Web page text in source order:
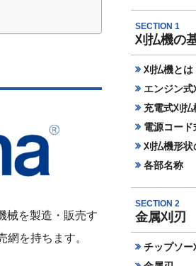
械を製造・販売す
を持ちます。
SECTION 1
刈払機の
刈払機とは
エンジン
充電式刈
電源コー
刈払機形状
各部名称
SECTION 2
金属刈刃
チップソー